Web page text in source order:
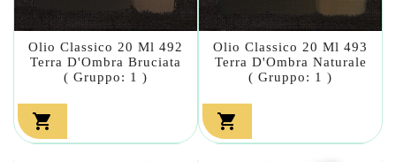
Olio Classico 20 Ml 492
Terra D'Ombra Bruciata
( Gruppo: 1 )

Olio Classico 20 Ml 493
Terra D'Ombra Naturale
( Gruppo: 1 )
